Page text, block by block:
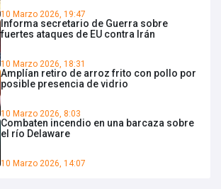
10 Marzo 2026, 19:47
Informa secretario de Guerra sobre
fuertes ataques de EU contra Irán
10 Marzo 2026, 18:31
Amplían retiro de arroz frito con pollo por
posible presencia de vidrio
10 Marzo 2026, 8:03
Combaten incendio en una barcaza sobre
el río Delaware
10 Marzo 2026, 14:07